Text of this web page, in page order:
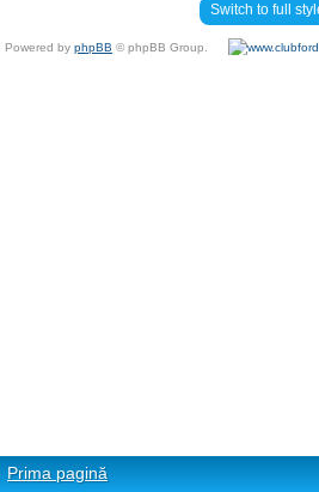
Switch to full
Powered by phpBB © phpBB Group.
Prima pagină